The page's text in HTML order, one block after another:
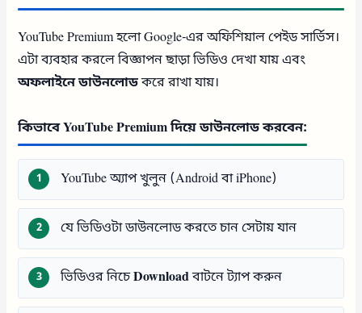
YouTube Premium হলো Google-এর অফিশিয়াল পেইড সার্ভিস।
এটা ব্যবহার করলে বিজ্ঞাপন ছাড়া ভিডিও দেখা যায় এবং
অফলাইনে ডাউনলোডকরে রাখা যায়।
কিভাবে YouTube Premium দিয়ে ডাউনলোড করবেন:
YouTube অ্যাপ খুলুন (Android বা iPhone)
যে ভিডিওটা ডাউনলোড করতে চান সেটায় যান
ভিডিওর নিচেDownloadবাটনে ট্যাপ করুন